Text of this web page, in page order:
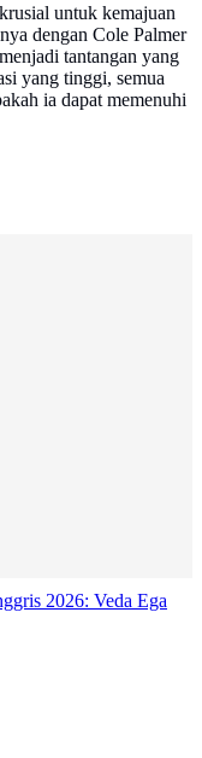
untuk kemajuan
dengan Cole Palmer
tantangan yang
yang tinggi, semua
ia dapat memenuhi
2026: Veda Ega